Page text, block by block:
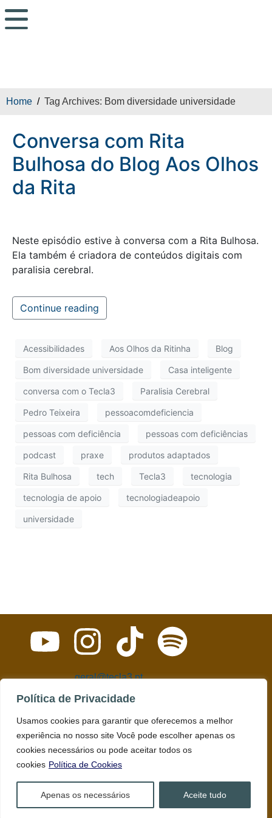
Política de Privacidade
Usamos cookies para garantir que oferecemos a melhor
experiência no nosso site Você pode escolher apenas os
cookies necessários ou pode aceitar todos os
cookies Política de Cookies
Apenas os necessários Aceite tudo
Home Tag Archives: Bom diversidade universidade
Conversa com Rita
Bulhosa do Blog Aos Olhos
da Rita
Neste episódio estive à conversa com a Rita Bulhosa.
Ela também é criadora de conteúdos digitais com
paralisia cerebral.
Continue reading
Acessibilidades Aos Olhos da Ritinha Blog
Bom diversidade universidade Casa inteligente
conversa com o Tecla3 Paralisia Cerebral
Pedro Teixeira pessoacomdeficiencia
pessoas com deficiência pessoas com deficiências
podcast praxe produtos adaptados
Rita Bulhosa tech Tecla3 tecnologia
tecnologia de apoio tecnologiadeapoio
universidade
geral@tecla3.pt
O Tecla3 é uma plataforma inclusiva destinada às deficiências e
© Todos os direitos reservados. Produção de conteúdos.
Política de Privacidade
Declaração de Acessibilidade